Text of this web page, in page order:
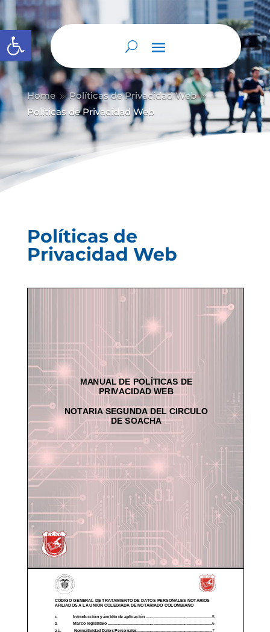
Abrir barra de herramientas
Home 9 Políticas de Privacidad Web 9
Políticas de Privacidad Web
Políticas de
Privacidad Web